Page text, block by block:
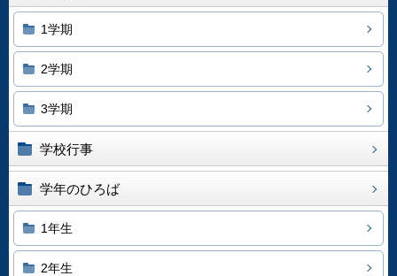
1学期
2学期
3学期
学校行事
学年のひろば
1年生
2年生